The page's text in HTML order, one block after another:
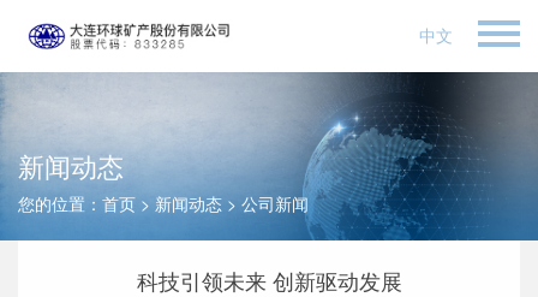
中文
新闻动态
您的位置： 首页 > 新闻动态 > 公司新闻
科技引领未来 创新驱动发展